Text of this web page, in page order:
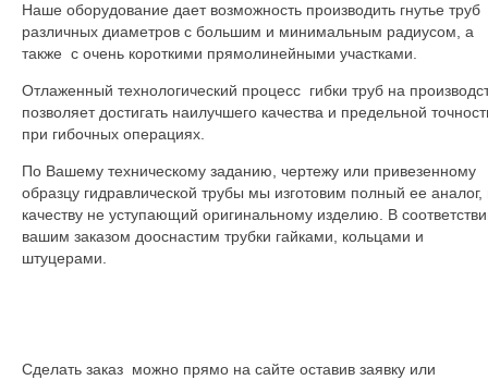
Наше оборудование дает возможность производить гнутье труб
различных диаметров с большим и минимальным радиусом, а
также с очень короткими прямолинейными участками.
Отлаженный технологический процесс гибки труб на
позволяет достигать наилучшего качества и предельной
при гибочных операциях.
По Вашему техническому заданию, чертежу или привезенному
образцу гидравлической трубы мы изготовим полный ее аналог,
качеству не уступающий оригинальному изделию. В
вашим заказом дооснастим трубки гайками, кольцами и
штуцерами.
Сделать заказ можно прямо на сайте оставив заявку или